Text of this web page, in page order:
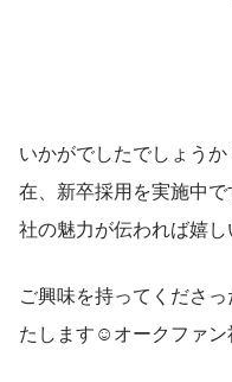
いかがでしたでしょう
在、新卒採用を実施中
社の魅力が伝われば嬉し
ご興味を持ってくださ
たします☺オークファン